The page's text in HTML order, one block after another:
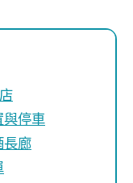
與停車
長廊